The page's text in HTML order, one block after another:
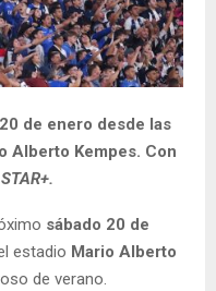
de enero desde las
Alberto Kempes. Con
STAR+.
sábado 20 de
estadio Mario Alberto
de verano.